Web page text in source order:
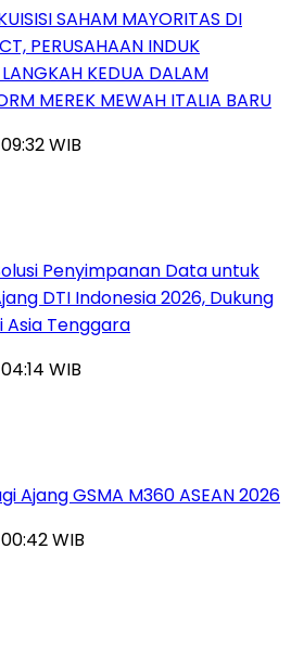
SAHAM MAYORITAS DI
PERUSAHAAN INDUK
KEDUA DALAM
MEREK MEWAH ITALIA BARU
WIB
Penyimpanan Data untuk
DTI Indonesia 2026, Dukung
Asia Tenggara
WIB
Ajang GSMA M360 ASEAN 2026
WIB